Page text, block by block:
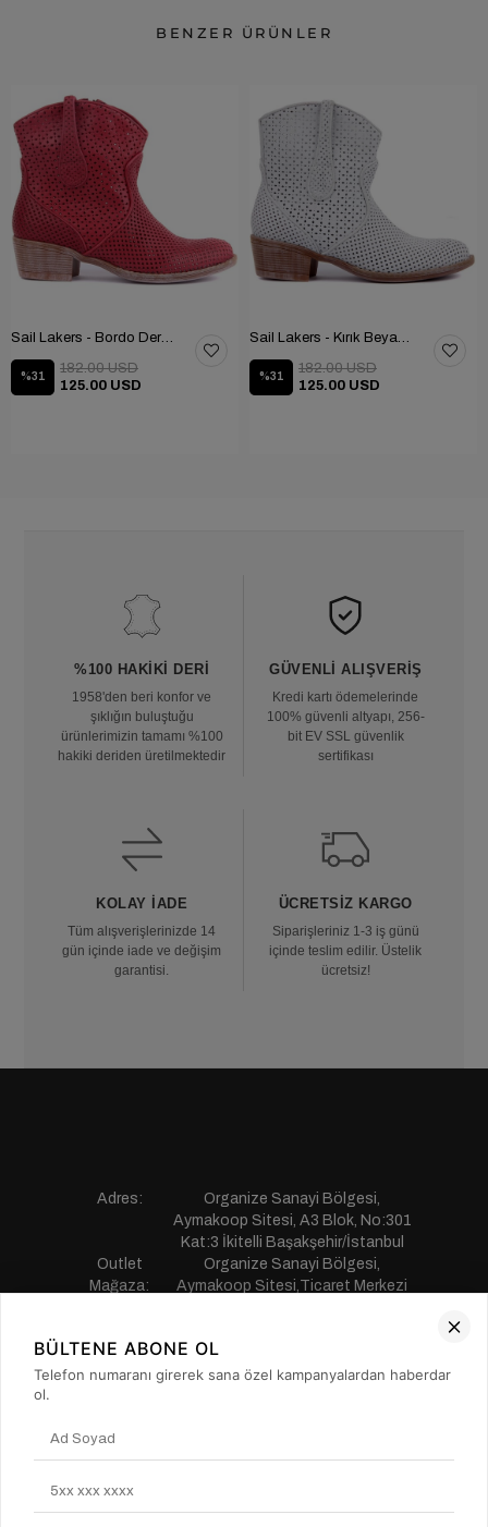
BENZER ÜRÜNLER
%31
125.00 USD
182.00 USD
%31
125.00 USD
182.00 USD
%100 HAKIKI DERI
1958'den beri konfor ve
şıklığın buluştuğu
ürünlerimizin tamamı %100
hakiki deriden üretilmektedir
GÜVENLI ALIŞVERIŞ
Kredi kartı ödemelerinde
100% güvenli altyapı, 256-
bit EV SSL güvenlik
sertifikası
KOLAY İADE
Tüm alışverişlerinizde 14
gün içinde iade ve değişim
garantisi.
ÜCRETSIZ KARGO
Siparişleriniz 1-3 iş günü
içinde teslim edilir. Üstelik
ücretsiz!
Adres:
Organize Sanayi Bölgesi,
Aymakoop Sitesi, A3 Blok, No:301
Kat:3 İkitelli Başakşehir/İstanbul
Outlet
Mağaza:
Organize Sanayi Bölgesi,
Aymakoop Sitesi,Ticaret Merkezi
Telefon:
0850 441 55 77
E-mail:
musterihizmetleri@saillakers.com.tr
MÜŞTERİ HİZMETLERİ
BÜLTENE ABONE OL
Telefon numaranı girerek sana özel kampanyalardan haberdar
ol.